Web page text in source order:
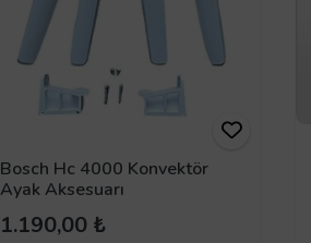
Bosch Hc 4000 Konvektör
Ayak Aksesuarı
1.190,00 ₺